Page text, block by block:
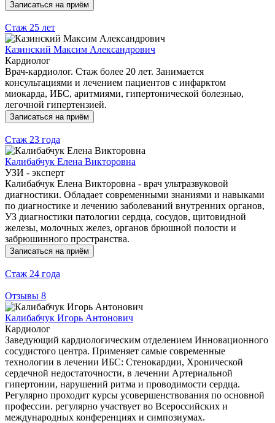
Записаться на приём
Стаж 25 лет
Казинский Максим Александрович
Кардиолог
Врач-кардиолог. Стаж более 20 лет. Занимается
консультациями и лечением пациентов с инфарктом
миокарда, ИБС, аритмиями, гипертонической болезнью,
легочной гипертензией.
Записаться на приём
Стаж 23 года
Калибабчук Елена Викторовна
УЗИ - эксперт
Калибабчук Елена Викторовна - врач ультразвуковой
диагностики. Обладает современными знаниями и навыками
по диагностике и лечению заболеваний внутренних органов,
УЗ диагностики патологии сердца, сосудов, щитовидной
железы, молочных желез, органов брюшной полости и
забрюшинного пространства.
Записаться на приём
Стаж 24 года
Отзывы 8
Калибабчук Игорь Антонович
Кардиолог
Заведующий кардиологическим отделением Инновационного
сосудистого центра. Применяет самые современные
технологии в лечении ИБС: Стенокардии, Хронической
сердечной недостаточности, в лечении Артериальной
гипертонии, нарушений ритма и проводимости сердца.
Регулярно проходит курсы усовершенствования по основной
профессии. регулярно участвует во Всероссийских и
международных конференциях и симпозиумах.